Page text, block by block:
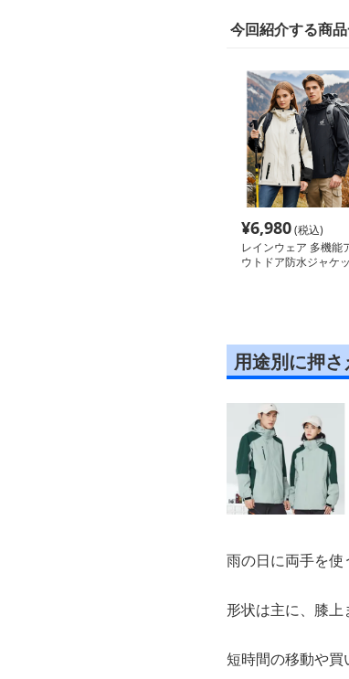
今回紹介する商
¥6,980(税込)
レインウェア 多機能
ウトドア防水ジャケ
用途別に押
雨の日に両手を使
形状は主に、膝上
短時間の移動や買